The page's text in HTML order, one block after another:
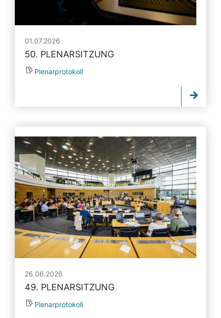
01.07.2026
50. PLENARSITZUNG
Plenarprotokoll
26.06.2026
49. PLENARSITZUNG
Plenarprotokoll